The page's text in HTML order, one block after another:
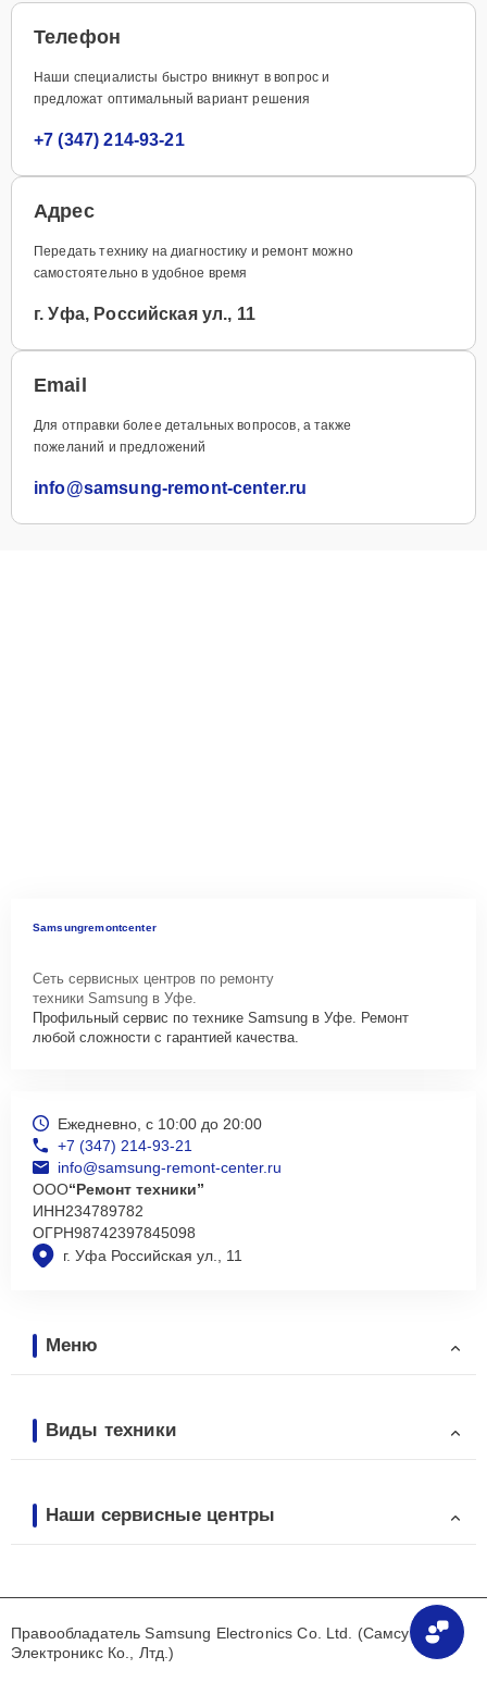
Телефон
Наши специалисты быстро вникнут в вопрос и
предложат оптимальный вариант решения
+7 (347) 214-93-21
Адрес
Передать технику на диагностику и ремонт можно
самостоятельно в удобное время
г. Уфа, Российская ул., 11
Email
Для отправки более детальных вопросов, а также
пожеланий и предложений
info@samsung-remont-center.ru
Samsungremontcenter
Сеть сервисных центров по ремонту
техники Samsung в Уфе.
Профильный сервис по технике Samsung в Уфе. Ремонт
любой сложности с гарантией качества.
г. Уфа Российская ул., 11
Ежедневно, с 10:00 до 20:00
+7 (347) 214-93-21
info@samsung-remont-center.ru
ООО“Ремонт техники”
ИНН234789782
ОГРН98742397845098
Меню
Виды техники
Наши сервисные центры
Правообладатель Samsung Electronics Co. Ltd. (Самсунг
Электроникс Ко., Лтд.)